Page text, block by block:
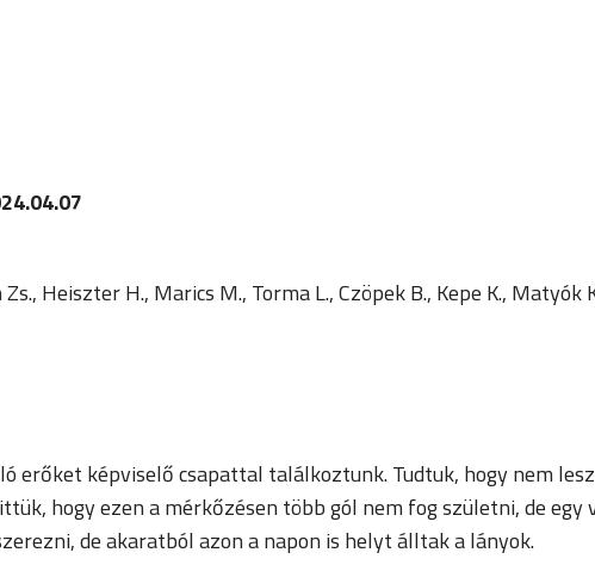
Heiszter H., Marics M., Torma L., Czöpek B., Kepe K., Matyók
erőket képviselő csapattal találkoztunk. Tudtuk, hogy nem
hogy ezen a mérkőzésen több gól nem fog születni, de
de akaratból azon a napon is helyt álltak a lányok.